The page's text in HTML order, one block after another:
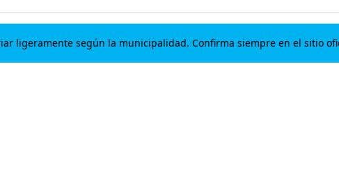
ligeramente según la municipalidad. Confirma siempre en el sitio